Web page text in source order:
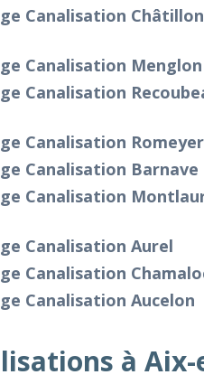
Canalisation
Canalisation Menglon
Canalisation
Canalisation Romeyer
Canalisation Barnave
Canalisation
Canalisation Aurel
Canalisation
Canalisation Aucelon
à Aix-